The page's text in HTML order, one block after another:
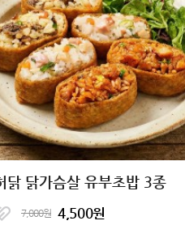
닭 닭가슴살 유부초밥 3종
7,000원 4,500원